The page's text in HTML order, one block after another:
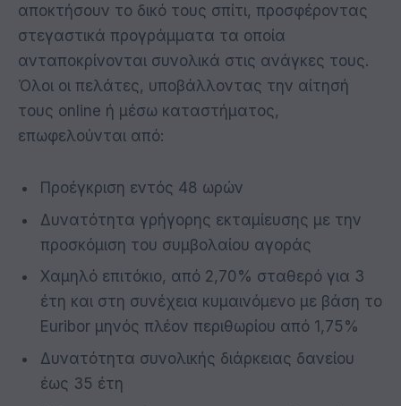
αποκτήσουν το δικό τους σπίτι, προσφέροντας
στεγαστικά προγράμματα τα οποία
ανταποκρίνονται συνολικά στις ανάγκες τους.
Όλοι οι πελάτες, υποβάλλοντας την αίτησή
τους online ή μέσω καταστήματος,
επωφελούνται από:
Προέγκριση εντός 48 ωρών
Δυνατότητα γρήγορης εκταμίευσης με την
προσκόμιση του συμβολαίου αγοράς
Χαμηλό επιτόκιο, από 2,70% σταθερό για 3
έτη και στη συνέχεια κυμαινόμενο με βάση το
Euribor μηνός πλέον περιθωρίου από 1,75%
Δυνατότητα συνολικής διάρκειας δανείου
έως 35 έτη